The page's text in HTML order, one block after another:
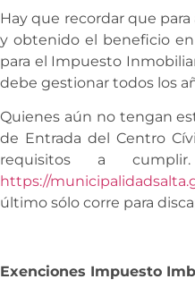
Hay que recordar que
y obtenido el beneficio en
para el Impuesto
debe gestionar todos los
Quienes aún no tengan
de Entrada del Centro
requisitos a
https://
último sólo corre para
Exenciones Impuesto